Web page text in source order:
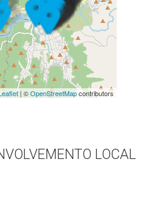
| ©OpenStreetMapcontributors
LOCAL